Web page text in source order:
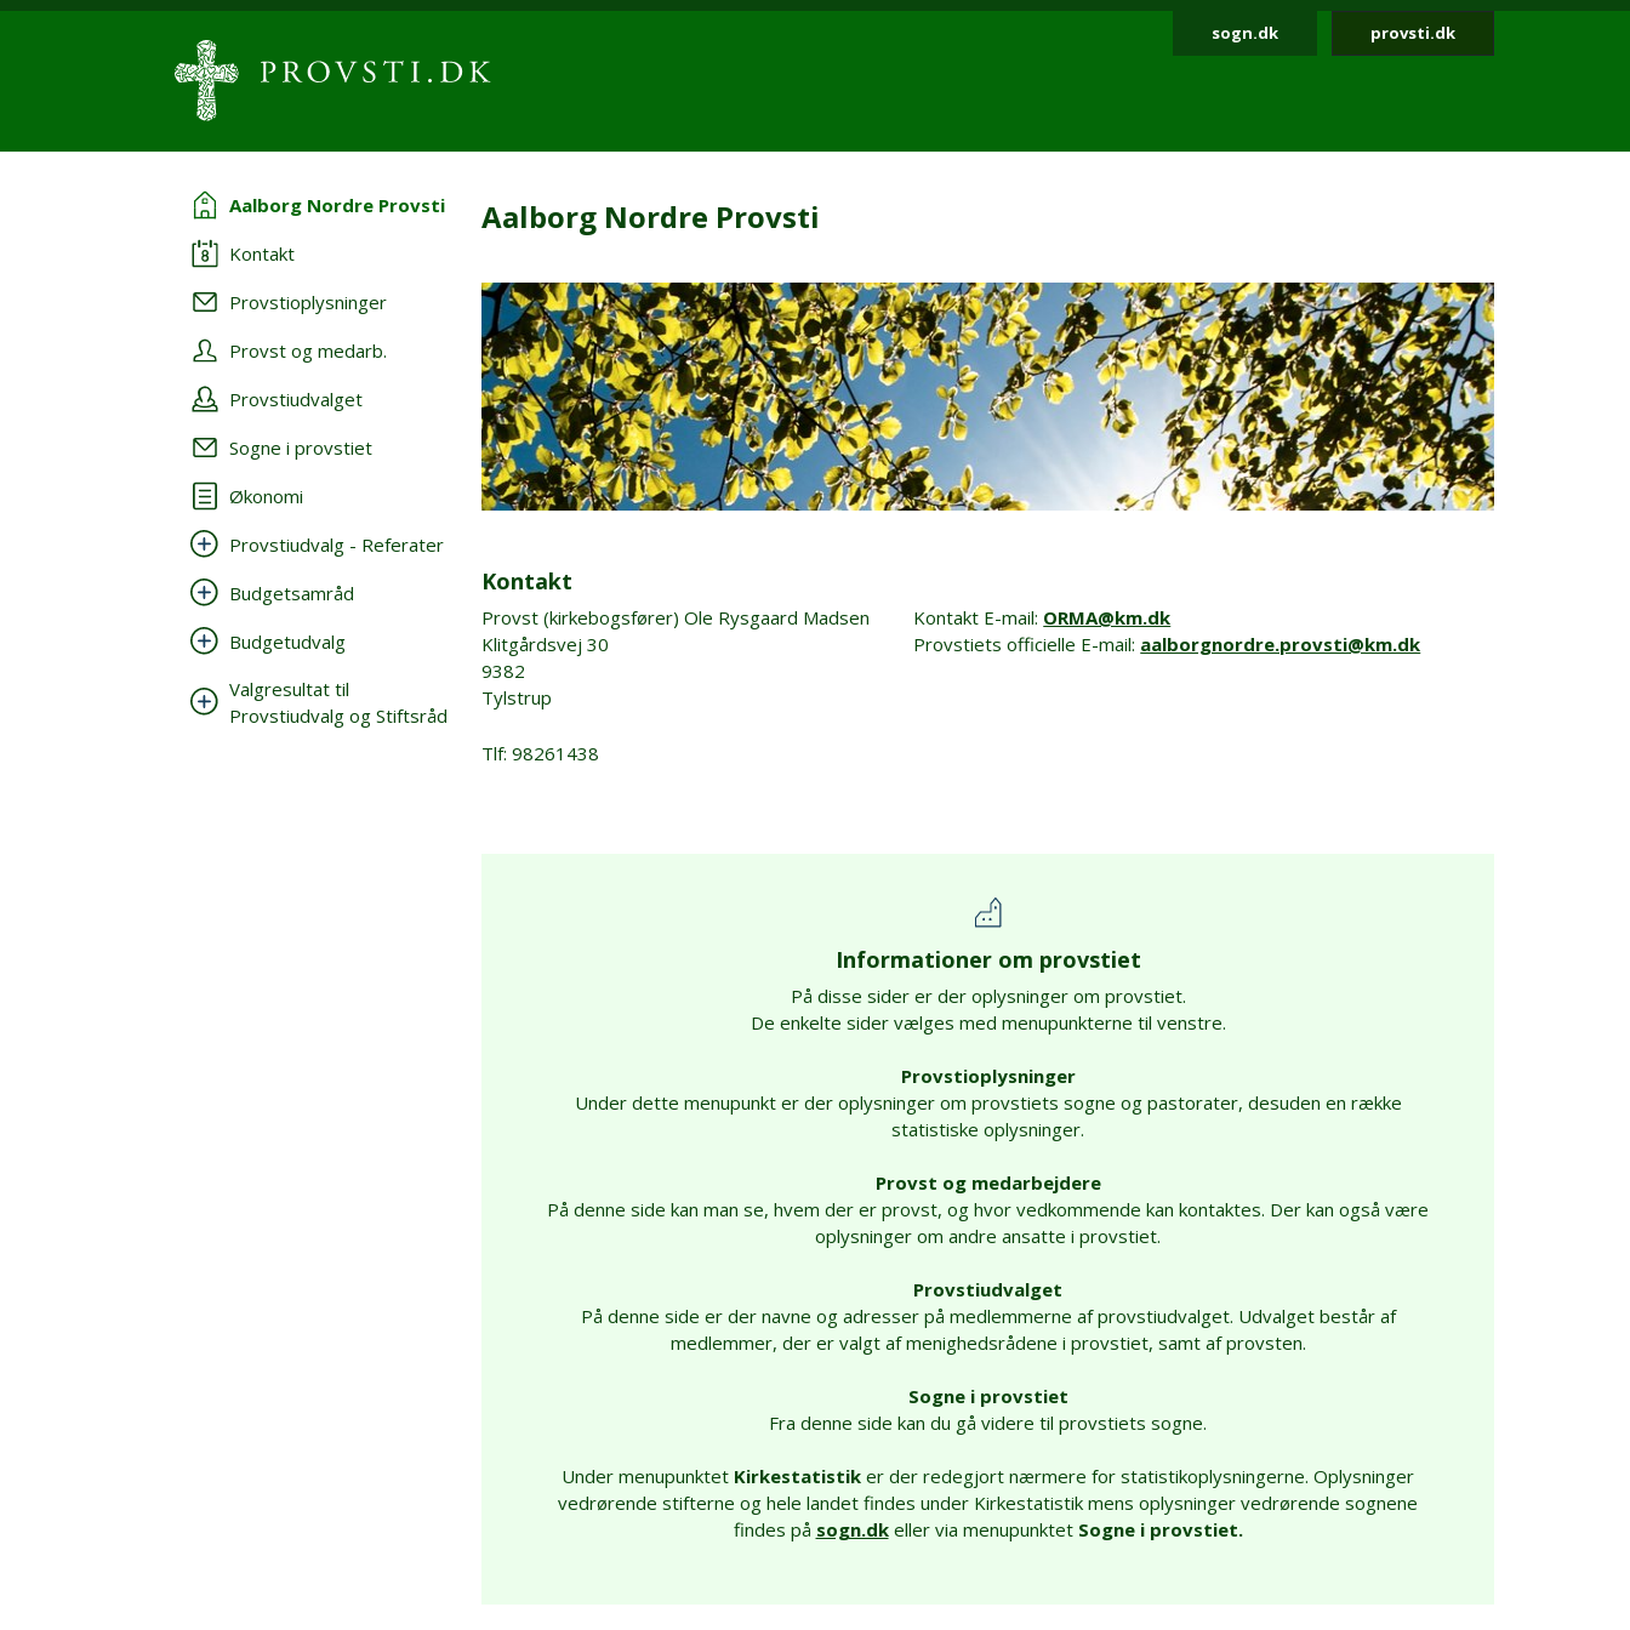
sogn.dk provsti.dk
Aalborg Nordre Provsti
Kontakt
Provstioplysninger
Provst og medarb.
Provstiudvalget
Sogne i provstiet
Økonomi
Provstiudvalg - Referater
Budgetsamråd
Budgetudvalg
Valgresultat til
Provstiudvalg og Stiftsråd
Aalborg Nordre Provsti
Kontakt
Provst (kirkebogsfører) Ole Rysgaard Madsen
Klitgårdsvej 30
9382
Tylstrup
Tlf: 98261438
Kontakt E-mail: ORMA@km.dk
Provstiets officielle E-mail: aalborgnordre.provsti@km.dk
Informationer om provstiet
På disse sider er der oplysninger om provstiet.
De enkelte sider vælges med menupunkterne til venstre.
Provstioplysninger
Under dette menupunkt er der oplysninger om provstiets sogne og pastorater, desuden en række
statistiske oplysninger.
Provst og medarbejdere
På denne side kan man se, hvem der er provst, og hvor vedkommende kan kontaktes. Der kan også være
oplysninger om andre ansatte i provstiet.
Provstiudvalget
På denne side er der navne og adresser på medlemmerne af provstiudvalget. Udvalget består af
medlemmer, der er valgt af menighedsrådene i provstiet, samt af provsten.
Sogne i provstiet
Fra denne side kan du gå videre til provstiets sogne.
Under menupunktet Kirkestatistik er der redegjort nærmere for statistikoplysningerne. Oplysninger
vedrørende stifterne og hele landet findes under Kirkestatistik mens oplysninger vedrørende sognene
findes på sogn.dkeller via menupunktet Sogne i provstiet.